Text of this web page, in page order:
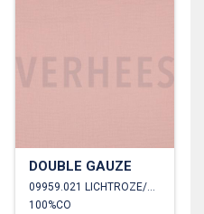
DOUBLE GAUZE
09959.021 LICHTROZE/OUDROZE
100%CO